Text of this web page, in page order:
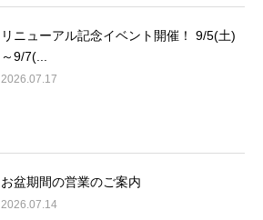
リニューアル記念イベント開催！ 9/5(土)
～9/7(...
2026.07.17
お盆期間の営業のご案内
2026.07.14